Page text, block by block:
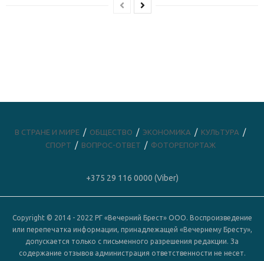
В СТРАНЕ И МИРЕ ОБЩЕСТВО ЭКОНОМИКА
КУЛЬТУРА
СПОРТ
ВОПРОС-ОТВЕТ ФОТОРЕПОРТАЖ
+375 29 116 0000 (Viber)
Copyright © 2014 - 2022 РГ «Вечерний Брест» ООО. Воспроизведение
или перепечатка информации, принадлежащей «Вечернему Бресту»,
допускается только с письменного разрешения редакции. За
содержание отзывов администрация ответственности не несет.